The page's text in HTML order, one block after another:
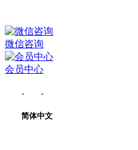
微信咨询
会员中心
简体中文